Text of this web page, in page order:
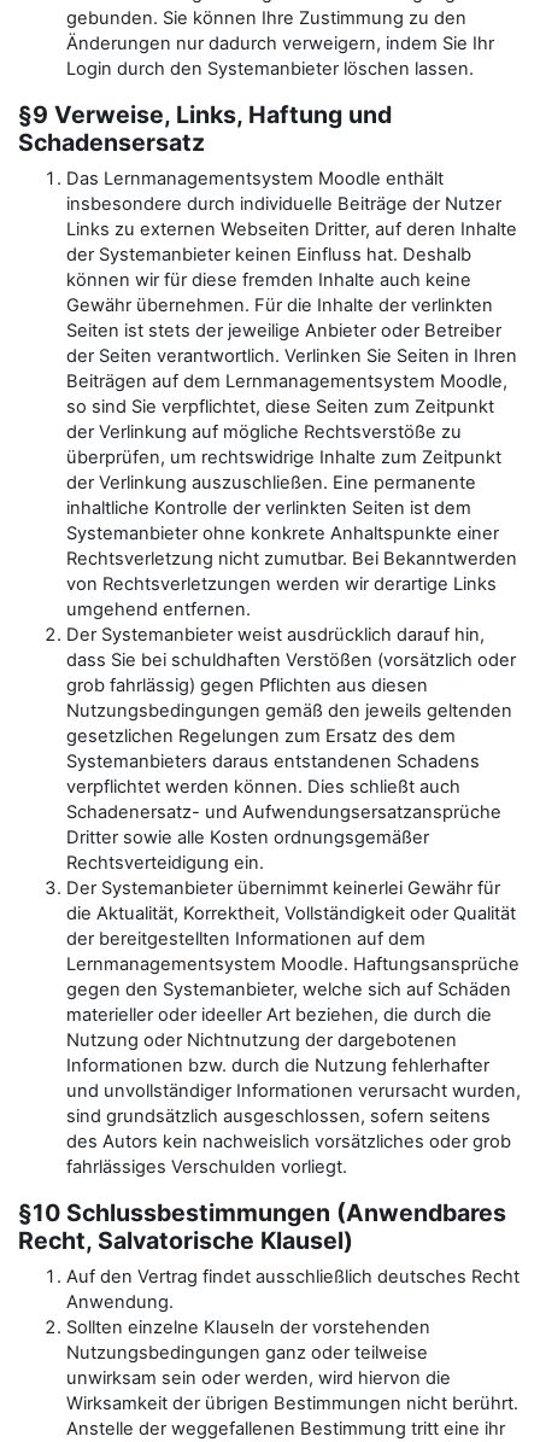
gebunden. Sie können Ihre Zustimmung zu den
Änderungen nur dadurch verweigern, indem Sie Ihr
Login durch den Systemanbieter löschen lassen.
§9 Verweise, Links, Haftung und
Schadensersatz
Das Lernmanagementsystem Moodle enthält
insbesondere durch individuelle Beiträge der Nutzer
Links zu externen Webseiten Dritter, auf deren Inhalte
der Systemanbieter keinen Einfluss hat. Deshalb
können wir für diese fremden Inhalte auch keine
Gewähr übernehmen. Für die Inhalte der verlinkten
Seiten ist stets der jeweilige Anbieter oder Betreiber
der Seiten verantwortlich. Verlinken Sie Seiten in Ihren
Beiträgen auf dem Lernmanagementsystem Moodle,
so sind Sie verpflichtet, diese Seiten zum Zeitpunkt
der Verlinkung auf mögliche Rechtsverstöße zu
überprüfen, um rechtswidrige Inhalte zum Zeitpunkt
der Verlinkung auszuschließen. Eine permanente
inhaltliche Kontrolle der verlinkten Seiten ist dem
Systemanbieter ohne konkrete Anhaltspunkte einer
Rechtsverletzung nicht zumutbar. Bei Bekanntwerden
von Rechtsverletzungen werden wir derartige Links
umgehend entfernen.
Der Systemanbieter weist ausdrücklich darauf hin,
dass Sie bei schuldhaften Verstößen (vorsätzlich oder
grob fahrlässig) gegen Pflichten aus diesen
Nutzungsbedingungen gemäß den jeweils geltenden
gesetzlichen Regelungen zum Ersatz des dem
Systemanbieters daraus entstandenen Schadens
verpflichtet werden können. Dies schließt auch
Schadenersatz- und Aufwendungsersatzansprüche
Dritter sowie alle Kosten ordnungsgemäßer
Rechtsverteidigung ein.
Der Systemanbieter übernimmt keinerlei Gewähr für
die Aktualität, Korrektheit, Vollständigkeit oder Qualität
der bereitgestellten Informationen auf dem
Lernmanagementsystem Moodle. Haftungsansprüche
gegen den Systemanbieter, welche sich auf Schäden
materieller oder ideeller Art beziehen, die durch die
Nutzung oder Nichtnutzung der dargebotenen
Informationen bzw. durch die Nutzung fehlerhafter
und unvollständiger Informationen verursacht wurden,
sind grundsätzlich ausgeschlossen, sofern seitens
des Autors kein nachweislich vorsätzliches oder grob
fahrlässiges Verschulden vorliegt.
§10 Schlussbestimmungen (Anwendbares
Recht, Salvatorische Klausel)
Auf den Vertrag findet ausschließlich deutsches Recht
Anwendung.
Sollten einzelne Klauseln der vorstehenden
Nutzungsbedingungen ganz oder teilweise
unwirksam sein oder werden, wird hiervon die
Wirksamkeit der übrigen Bestimmungen nicht berührt.
Anstelle der weggefallenen Bestimmung tritt eine ihr